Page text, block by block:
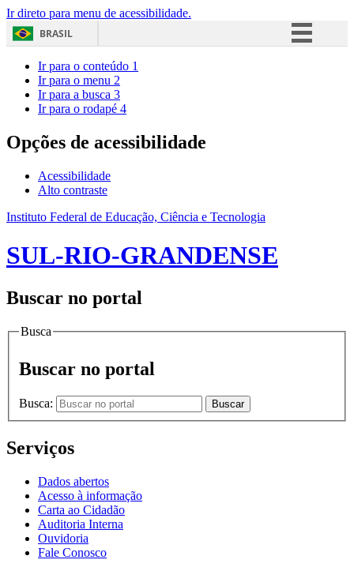
Ir direto para menu de acessibilidade.
BRASIL
Acesso à informação
Ir para o conteúdo 1
Ir para o menu 2
Ir para a busca 3
Ir para o rodapé 4
Opções de acessibilidade
Acessibilidade
Alto contraste
Instituto Federal de Educação, Ciência e Tecnologia
SUL-RIO-GRANDENSE
Buscar no portal
Busca
Buscar no portal
Busca: Buscar
Serviços
Dados abertos
Acesso à informação
Carta ao Cidadão
Auditoria Interna
Ouvidoria
Fale Conosco